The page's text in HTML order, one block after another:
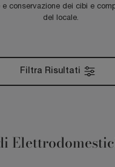
e conservazione dei cibi e
del locale.
Filtra Risultati